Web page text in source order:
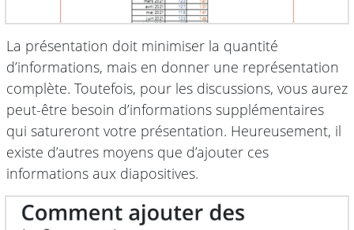
La présentation doit minimiser la quantité
d’informations, mais en donner une représentation
complète. Toutefois, pour les discussions, vous aurez
peut-être besoin d’informations supplémentaires
qui satureront votre présentation. Heureusement, il
existe d’autres moyens que d’ajouter ces
informations aux diapositives.